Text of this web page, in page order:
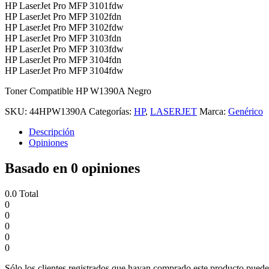
HP LaserJet Pro MFP 3101fdw
HP LaserJet Pro MFP 3102fdn
HP LaserJet Pro MFP 3102fdw
HP LaserJet Pro MFP 3103fdn
HP LaserJet Pro MFP 3103fdw
HP LaserJet Pro MFP 3104fdn
HP LaserJet Pro MFP 3104fdw
Toner Compatible HP W1390A Negro
SKU: 44HPW1390A Categorías: HP, LASERJET Marca: Genérico
Descripción
Opiniones
Basado en 0 opiniones
0.0 Total
0
0
0
0
0